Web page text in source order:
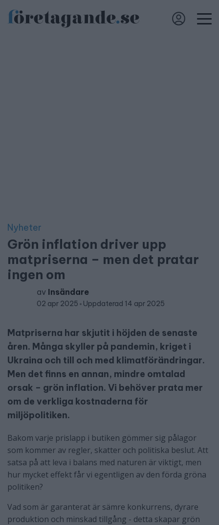
Nyheter
Grön inflation driver upp
matpriserna – men det pratar
ingen om
av Insändare
02 apr 2025 Uppdaterad 14 apr 2025
Matpriserna har skjutit i höjden de senaste
åren. Många skyller på pandemin, kriget i
Ukraina och till och med klimatförändringar.
Men det finns en annan, mindre omtalad
orsak – grön inflation. Vi behöver prata mer
om de verkliga kostnaderna för
miljöpolitiken.
Bakom varje prislapp i butiken gömmer sig pålagor
som kommer av regler, skatter och politiska beslut. Att
satsa på att leva i balans med naturen är viktigt, men
hur mycket effekt får vi egentligen av den förda gröna
politiken?
Vad som är garanterat är sämre konkurrens, dyrare
produktion och minskad tillgång - detta skapar grön